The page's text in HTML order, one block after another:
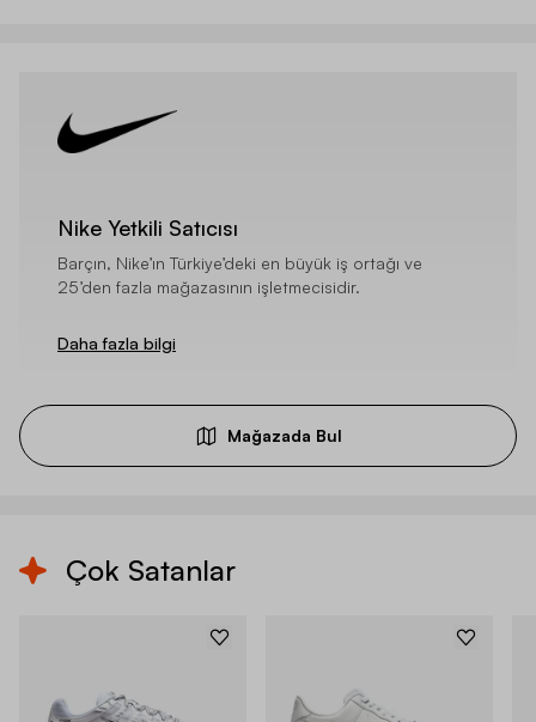
Nike Yetkili Satıcısı
Barçın, Nike’ın Türkiye’deki en büyük iş ortağı ve
25’den fazla mağazasının işletmecisidir.
Daha fazla bilgi
Mağazada Bul
Çok Satanlar